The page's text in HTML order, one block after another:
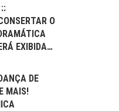
O
EXIBIDA
DE
MAIS!